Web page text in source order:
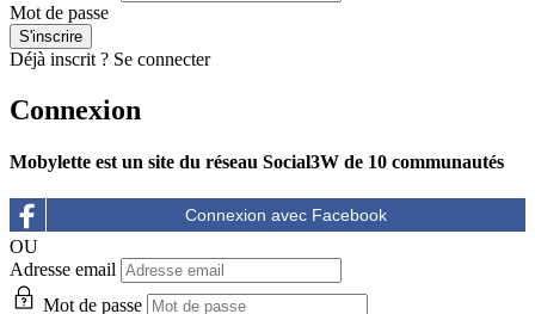
Mot de passe
Déjà inscrit ? Se connecter
Connexion
Mobylette est un site du réseau Social3W de 10 communautés
OU
Adresse email
Mot de passe